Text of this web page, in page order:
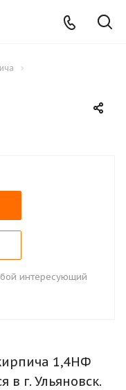
интересующий
1,4НФ
в г. Ульяновск.